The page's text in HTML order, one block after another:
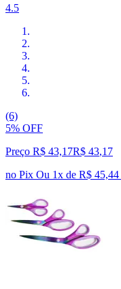
4.5
(6)
5% OFF
Preço R$ 43,17R$ 43,17
no Pix Ou 1x de R$ 45,44